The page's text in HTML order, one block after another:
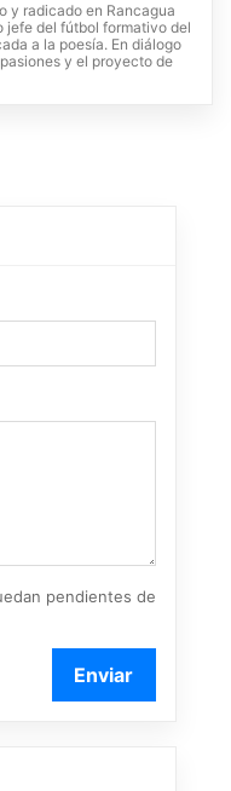
y radicado en Rancagua
jefe del fútbol formativo del
a la poesía. En diálogo
y el proyecto de
pendientes de
Enviar